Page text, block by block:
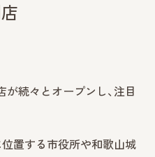
続々とオープンし、注目
置する市役所や和歌山城